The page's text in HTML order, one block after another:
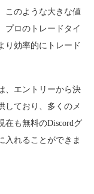
このような大きな値
プロのトレードタイ
り効率的にトレード
、エントリーから決
しており、多くのメ
在も無料のDiscordグ
入れることができま